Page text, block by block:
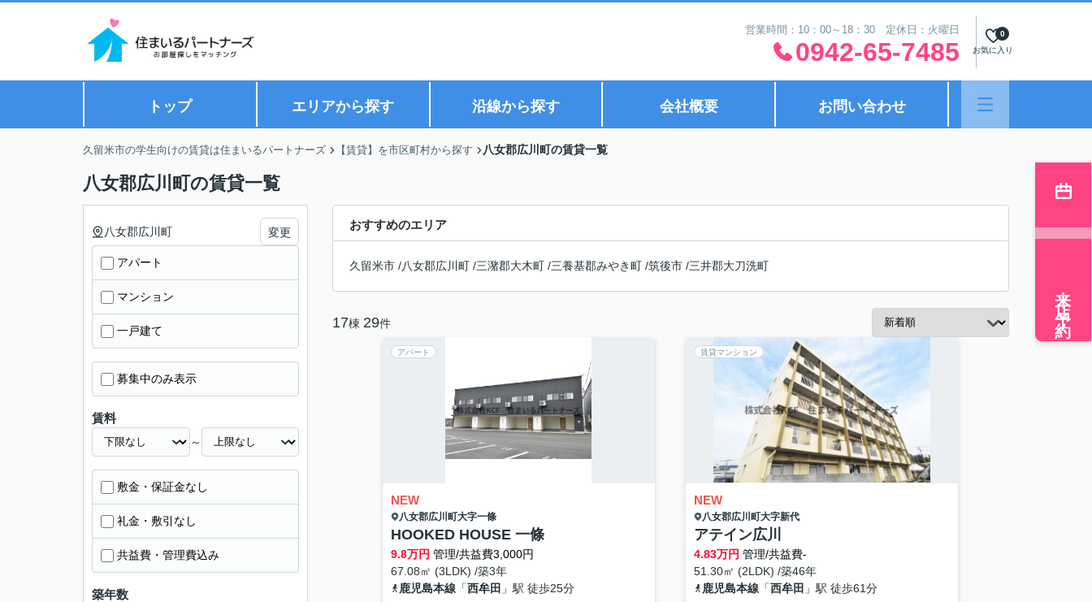
営業時間：10：00～18：30 定休日：火曜日
0942-65-7485 お気に入り
0
トップ エリアから探す 沿線から探す 会社概要 お問い合わせ
久留米市の学生向けの賃貸は住まいるパートナーズ 【賃貸】を市区町村から探す 八女郡広川町の賃貸一覧
八女郡広川町の賃貸一覧
おすすめのエリア
久留米市 /八女郡広川町 /三潴郡大木町 /三養基郡みやき町 /筑後市 /三井郡大刀洗町
17棟 29件
アパート
NEW
八女郡広川町大字一條
HOOKED HOUSE 一條
9.8万円 管理/共益費3,000円
67.08㎡ (3LDK) /築3年
鹿児島本線「西牟田 」駅 徒歩25分
賃貸マンション
NEW
八女郡広川町大字新代
アテイン広川
4.83万円 管理/共益費-
51.30㎡ (2LDK) /築46年
鹿児島本線「西牟田 」駅 徒歩61分
八女郡広川町 変更
アパート
マンション
一戸建て
募集中のみ表示
賃料
～
敷金・保証金なし
礼金・敷引なし
共益費・管理費込み
築年数
来店予約